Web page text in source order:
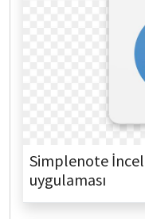
Simplenote
uygulaması